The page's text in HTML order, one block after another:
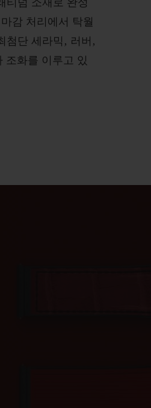
티넘 소재로 완성
감 처리에서 탁월
첨단 세라믹, 러버,
조화를 이루고 있